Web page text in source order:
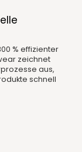
% effizienter
zeichnet
aus,
schnell